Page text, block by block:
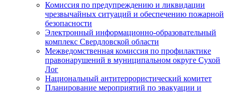
Комиссия по предупреждению и ликвидации
чрезвычайных ситуаций и обеспечению пожарной
безопасности
Электронный информационно-образовательный
комплекс Cвердловской области
Межведомственная комиссия по профилактике
правонарушений в муниципальном округе Сухой
Лог
Национальный антитеррористический комитет
Планирование мероприятий по эвакуации и